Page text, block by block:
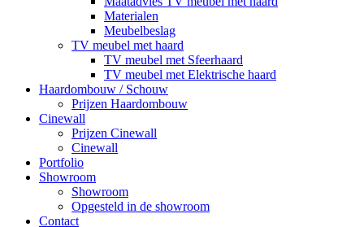
Materialen
Meubelbeslag
TV meubel met haard
TV meubel met Sfeerhaard
TV meubel met Elektrische haard
Haardombouw / Schouw
Prijzen Haardombouw
Cinewall
Prijzen Cinewall
Cinewall
Portfolio
Showroom
Showroom
Opgesteld in de showroom
Contact